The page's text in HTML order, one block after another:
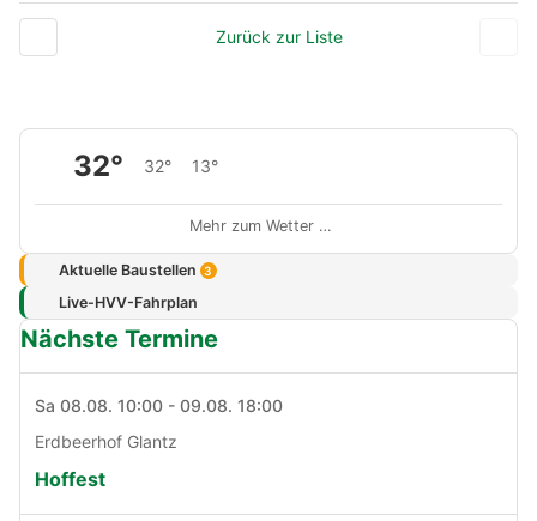
Zurück zur Liste
32° 32° 13°
Mehr zum Wetter …
Aktuelle Baustellen 3
Live-HVV-Fahrplan
Nächste Termine
Sa 08.08. 10:00 - 09.08. 18:00
Erdbeerhof Glantz
Hoffest